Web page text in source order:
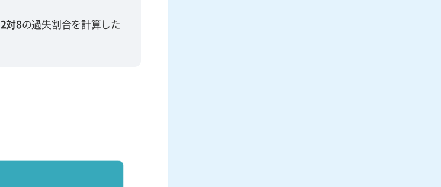
2対8の過失割合を計算した